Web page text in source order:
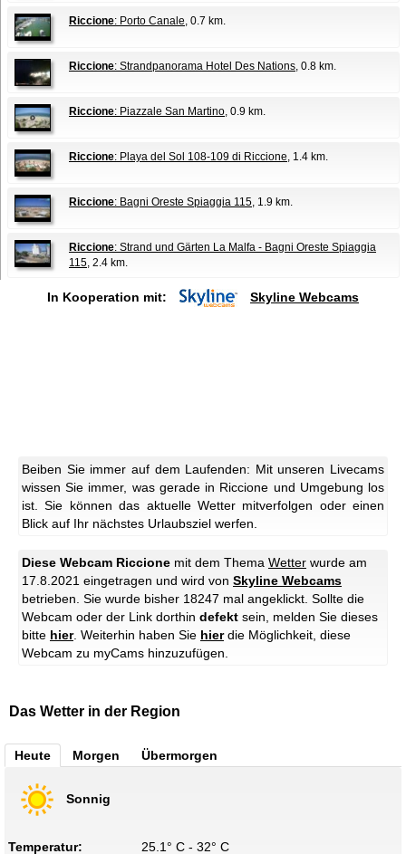
Riccione: Porto Canale , 0.7 km.
Riccione: Strandpanorama Hotel Des Nations , 0.8 km.
Riccione: Piazzale San Martino , 0.9 km.
Riccione: Playa del Sol 108-109 di Riccione , 1.4 km.
Riccione: Bagni Oreste Spiaggia 115 , 1.9 km.
Riccione: Strand und Gärten La Malfa - Bagni Oreste Spiaggia
115 , 2.4 km.
In Kooperation mit: Skyline Webcams
Beiben Sie immer auf dem Laufenden: Mit unseren Livecams
wissen Sie immer, was gerade in Riccione und Umgebung los
ist. Sie können das aktuelle Wetter mitverfolgen oder einen
Blick auf Ihr nächstes Urlaubsziel werfen.
Diese Webcam Riccione mit dem Thema Wetter wurde am
17.8.2021 eingetragen und wird von Skyline Webcams
betrieben. Sie wurde bisher 18247 mal angeklickt. Sollte die
Webcam oder der Link dorthin defekt sein, melden Sie dieses
bitte hier. Weiterhin haben Sie hierdie Möglichkeit, diese
Webcam zu myCams hinzuzufügen.
Das Wetter in der Region
Heute Morgen Übermorgen
Sonnig
Temperatur: 25.1° C - 32° C